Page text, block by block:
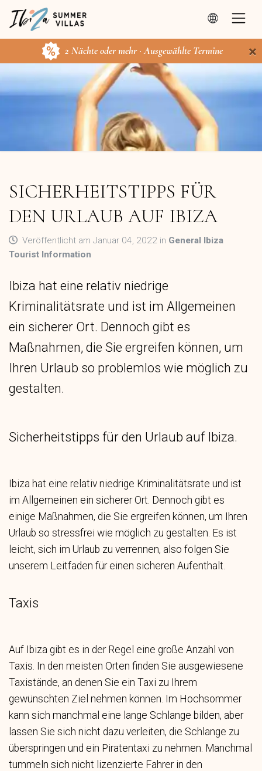
2 Nächte oder mehr · Ausgewählte Termine ×
SICHERHEITSTIPPS FÜR
DEN URLAUB AUF IBIZA
Veröffentlicht am Januar 04, 2022 in General Ibiza
Tourist Information
Ibiza hat eine relativ niedrige
Kriminalitätsrate und ist im Allgemeinen
ein sicherer Ort. Dennoch gibt es
Maßnahmen, die Sie ergreifen können, um
Ihren Urlaub so problemlos wie möglich zu
gestalten.
Sicherheitstipps für den Urlaub auf Ibiza.
Ibiza hat eine relativ niedrige Kriminalitätsrate und ist
im Allgemeinen ein sicherer Ort. Dennoch gibt es
einige Maßnahmen, die Sie ergreifen können, um Ihren
Urlaub so stressfrei wie möglich zu gestalten. Es ist
leicht, sich im Urlaub zu verrennen, also folgen Sie
unserem Leitfaden für einen sicheren Aufenthalt.
Taxis
Auf Ibiza gibt es in der Regel eine große Anzahl von
Taxis. In den meisten Orten finden Sie ausgewiesene
Taxistände, an denen Sie ein Taxi zu Ihrem
gewünschten Ziel nehmen können. Im Hochsommer
kann sich manchmal eine lange Schlange bilden, aber
lassen Sie sich nicht dazu verleiten, die Schlange zu
überspringen und ein Piratentaxi zu nehmen. Manchmal
tummeln sich nicht lizenzierte Fahrer in den